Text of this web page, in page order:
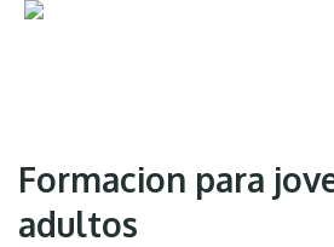
Formacion para
adultos